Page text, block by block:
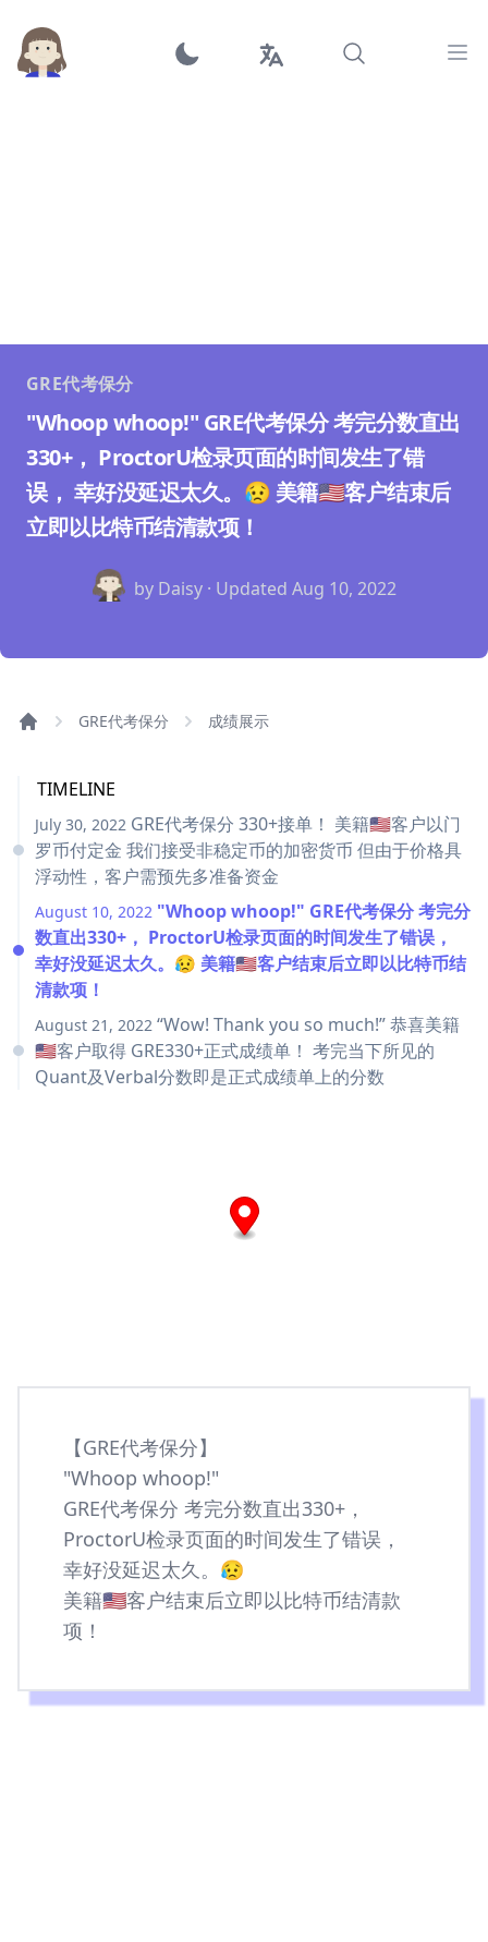
GRE代考保分
"Whoop whoop!" GRE代考保分 考完分数直出
330+， ProctorU检录页面的时间发生了错
误， 幸好没延迟太久。😥 美籍🇺🇸客户结束后
立即以比特币结清款项！
by Daisy · Updated Aug 10, 2022
GRE代考保分 成绩展示
TIMELINE
July 30, 2022 GRE代考保分 330+接单！ 美籍🇺🇸客户以门
罗币付定金 我们接受非稳定币的加密货币 但由于价格具
浮动性，客户需预先多准备资金
August 10, 2022 "Whoop whoop!" GRE代考保分 考完分
数直出330+， ProctorU检录页面的时间发生了错误，
幸好没延迟太久。😥 美籍🇺🇸客户结束后立即以比特币结
清款项！
August 21, 2022 “Wow! Thank you so much!” 恭喜美籍
🇺🇸客户取得 GRE330+正式成绩单！ 考完当下所见的
Quant及Verbal分数即是正式成绩单上的分数
【GRE代考保分】
"Whoop whoop!"
GRE代考保分 考完分数直出330+，
ProctorU检录页面的时间发生了错误，
幸好没延迟太久。😥
美籍🇺🇸客户结束后立即以比特币结清款
项！